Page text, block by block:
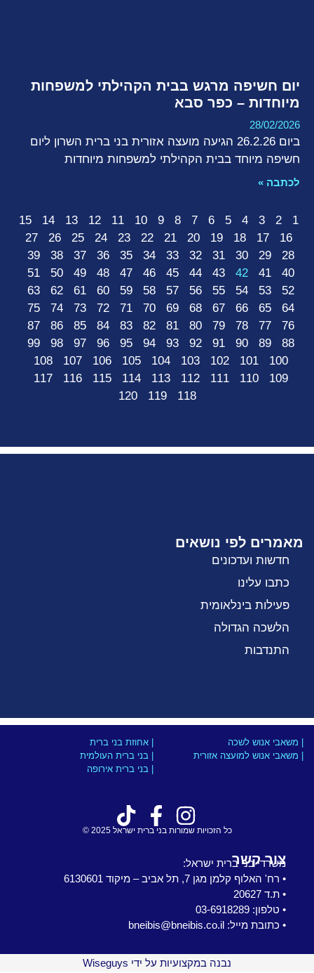
יום חשיפה מרגש בבית הקהילתי למשפחות
מיוחדות – כפר סבא
28/02/2026
ביום 26.2.26 הגיעה מועצה אזורית בני ברית השרון ליום
חשיפה מיוחד בבית הקהילתי למשפחות מיוחדות
לכתבה »
1
2
3
4
5
6
7
8
9
10
11
12
13
14
15
16
17
18
19
20
21
22
23
24
25
26
27
28
29
30
31
32
33
34
35
36
37
38
39
40
41
42
43
44
45
46
47
48
49
50
51
52
53
54
55
56
57
58
59
60
61
62
63
64
65
66
67
68
69
70
71
72
73
74
75
76
77
78
79
80
81
82
83
84
85
86
87
88
89
90
91
92
93
94
95
96
97
98
99
100
101
102
103
104
105
106
107
108
109
110
111
112
113
114
115
116
117
118
119
120
מאמרים לפי נושאים
חדשות ועדכונים
כתבו עלינו
פעילות בינלאומית
הלשכה הגדולה
התנדבות
| משאבי אנוש לשכה
| משאבי אנוש למועצה אזורית
| אחוזת בני ברית
| בני ברית העולמית
| בני ברית אירופה
כל הזכויות שמורות בני ברית ישראל 2025 ©
צור קשר
משרדי בני ברית ישראל:
• רח' האלוף קלמן מגן 7, תל אביב – מיקוד 6130601
• ת.ד 20627
• טלפון: 03-6918289
• כתובת מייל: bneibis@bneibis.co.il
נבנה במקצועיות על ידי Wiseguys